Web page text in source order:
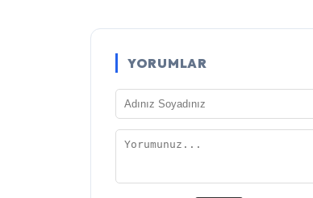
YORUMLAR